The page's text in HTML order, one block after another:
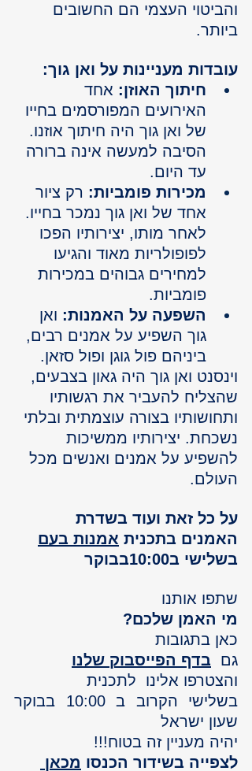
והביטוי העצמי הם החשובים
ביותר.
עובדות מעניינות על ואן גוך:
חיתוך האוזן: אחד
האירועים המפורסמים בחייו
של ואן גוך היה חיתוך אוזנו.
הסיבה למעשה אינה ברורה
עד היום.
מכירות פומביות: רק ציור
אחד של ואן גוך נמכר בחייו.
לאחר מותו, יצירותיו הפכו
לפופולריות מאוד והגיעו
למחירים גבוהים במכירות
פומביות.
השפעה על האמנות: ואן
גוך השפיע על אמנים רבים,
ביניהם פול גוגן ופול סזאן.
וינסנט ואן גוך היה גאון בצבעים,
שהצליח להעביר את רגשותיו
ותחושותיו בצורה עוצמתית ובלתי
נשכחת. יצירותיו ממשיכות
להשפיע על אמנים ואנשים מכל
העולם.
על כל זאת ועוד בשדרת
האמנים בתכנית אמנות בעם
בשלישי ב10:00בבוקר
שתפו אותנו
מי האמן שלכם?
כאן בתגובות
גם בדף הפייסבוק שלנו
והצטרפו אלינו  לתכנית
שעון ישראל
יהיה מעניין זה בטוח!!!
לצפייה בשידור הכנסו מכאן